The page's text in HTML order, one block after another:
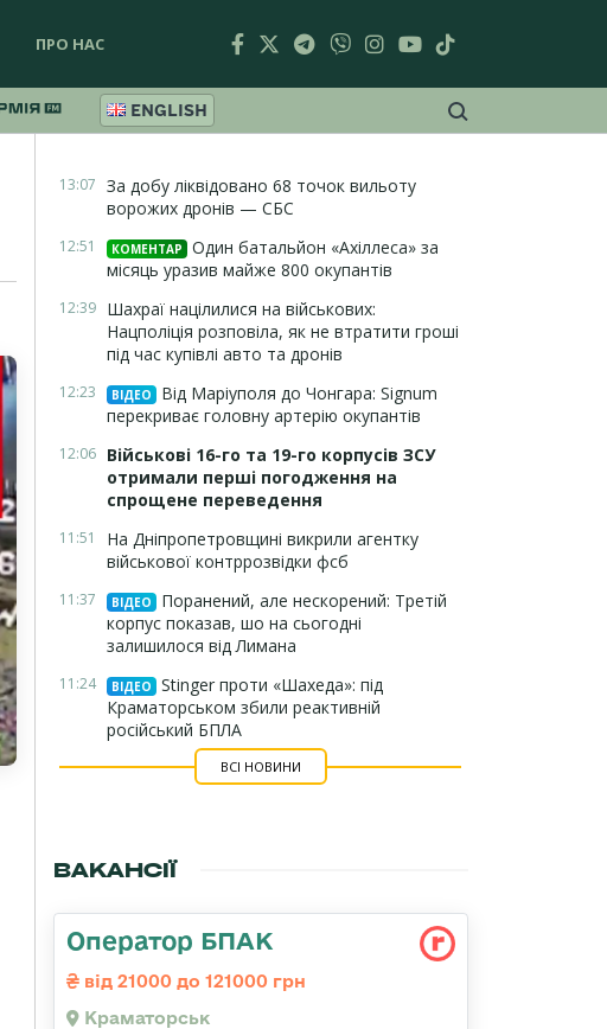
ПРО НАС
ENGLISH
13:07 За добу ліквідовано 68 точок вильоту
ворожих дронів — СБС
12:51 КОМЕНТАР
Один батальйон «Ахіллеса» за
місяць уразив майже 800 окупантів
12:39 Шахраї націлилися на військових:
Нацполіція розповіла, як не втратити гроші
під час купівлі авто та дронів
12:23 ВІДЕО
Від Маріуполя до Чонгара: Signum
перекриває головну артерію окупантів
12:06 Військові 16-го та 19-го корпусів ЗСУ
отримали перші погодження на
спрощене переведення
11:51
На Дніпропетровщині викрили агентку
військової контррозвідки фсб
11:37 ВІДЕО
Поранений, але нескорений: Третій
корпус показав, шо на сьогодні
залишилося від Лимана
11:24 ВІДЕО
Stinger проти «Шахеда»: під
Краматорськом збили реактивній
російський БПЛА
ВСІ НОВИНИ
ВАКАНСІЇ
Оператор БПАК
від 21000 до 121000 грн
Краматорськ